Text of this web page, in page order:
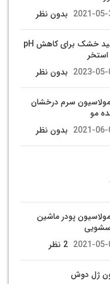
2021- بدون نظر
اسید خشک برای کاهش pH
استخر
2023- بدون نظر
سرم درخشان
مو
2021- بدون نظر
پودر ماشین
2021-05- 2 نظر
ژل دوش